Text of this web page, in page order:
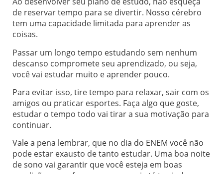
de reservar tempo para se divertir. Nosso cérebro
tem uma capacidade limitada para aprender as
coisas.
Passar um longo tempo estudando sem nenhum
descanso compromete seu aprendizado, ou seja,
você vai estudar muito e aprender pouco.
Para evitar isso, tire tempo para relaxar, sair com os
amigos ou praticar esportes. Faça algo que goste,
estudar o tempo todo vai tirar a sua motivação para
continuar.
Vale a pena lembrar, que no dia do ENEM você não
pode estar exausto de tanto estudar. Uma boa noite
de sono vai garantir que você esteja em boas